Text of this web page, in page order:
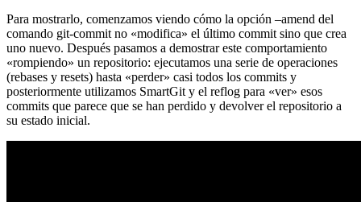
Para mostrarlo, comenzamos viendo cómo la opción –amend del
comando git-commit no «modifica» el último commit sino que crea
uno nuevo. Después pasamos a demostrar este comportamiento
«rompiendo» un repositorio: ejecutamos una serie de operaciones
(rebases y resets) hasta «perder» casi todos los commits y
posteriormente utilizamos SmartGit y el reflog para «ver» esos
commits que parece que se han perdido y devolver el repositorio a
su estado inicial.